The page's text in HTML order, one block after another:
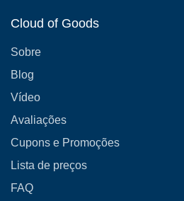
Cloud of Goods
Sobre
Blog
Vídeo
Avaliações
Cupons e Promoções
Lista de preços
FAQ